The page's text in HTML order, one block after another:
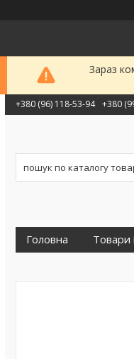
Зараз
+380 (96) 118-53-94 +380
Головна Товари